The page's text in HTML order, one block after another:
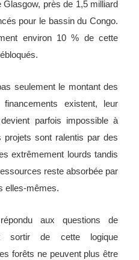
Glasgow, près de 1,5 milliard
pour le bassin du Congo.
environ 10 % de cette
seulement le montant des
existent, leur
parfois impossible à
projets sont ralentis par des
extrêmement lourds tandis
reste absorbée par
elles-mêmes.
aux questions de
sortir de cette logique
forêts ne peuvent plus être